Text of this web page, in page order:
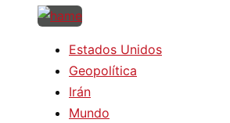
Estados Unidos
Geopolítica
Irán
Mundo